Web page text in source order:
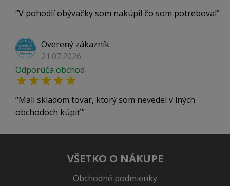
V pohodlí obývačky som nakúpil čo som potreboval
Overený zákazník
21.07.2026
Odporúča obchod
Mali skladom tovar, ktorý som nevedel v iných
obchodoch kúpiť.
VŠETKO O NÁKUPE
Obchodné podmienky